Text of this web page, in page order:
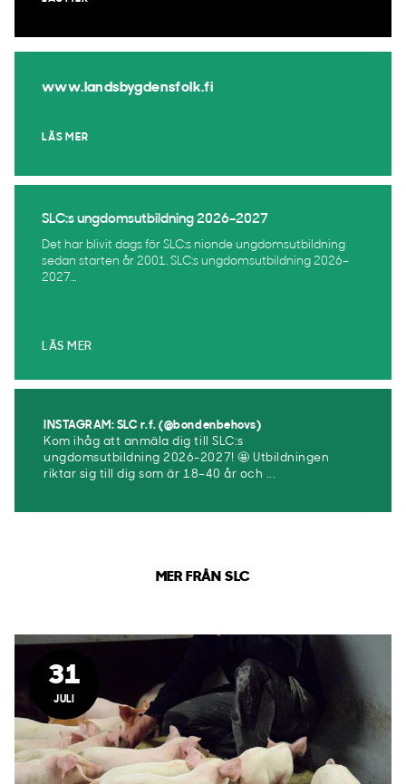
www.landsbygdensfolk.fi
LÄS MER
SLC:s ungdomsutbildning 2026–2027
Det har blivit dags för SLC:s nionde ungdomsutbildning
sedan starten år 2001. SLC:s ungdomsutbildning 2026–
2027...
LÄS MER
INSTAGRAM: SLC r.f. (@bondenbehovs)
Kom ihåg att anmäla dig till SLC:s
ungdomsutbildning 2026-2027! 🤩 Utbildningen
riktar sig till dig som är 18–40 år och ...
MER FRÅN SLC
31
JULI